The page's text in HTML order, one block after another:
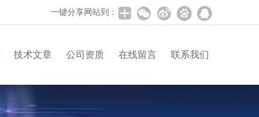
一键分享网站到：
技术文章 公司资质 在线留言 联系我们